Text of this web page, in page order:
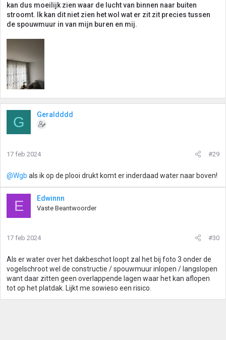
kan dus moeilijk zien waar de lucht van binnen naar buiten
stroomt. Ik kan dit niet zien het wol wat er zit zit precies tussen
de spouwmuur in van mijn buren en mij.
G Geraldddd
17 feb 2024 #29
@Wgb als ik op de plooi drukt komt er inderdaad water naar boven!
E Edwinnn
Vaste Beantwoorder
17 feb 2024 #30
Als er water over het dakbeschot loopt zal het bij foto 3 onder de
vogelschroot wel de constructie / spouwmuur inlopen / langslopen
want daar zitten geen overlappende lagen waar het kan aflopen
tot op het platdak. Lijkt me sowieso een risico.